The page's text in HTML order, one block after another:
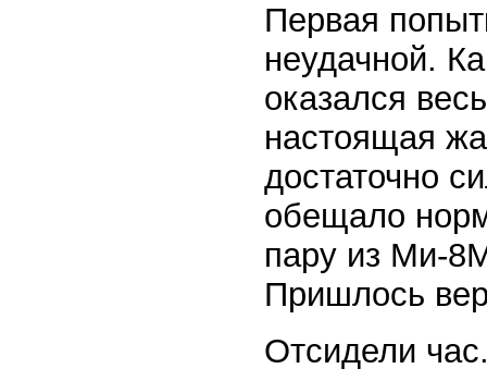
Первая
неудачной.
оказался
настоящая
достаточно
обещало
пару из Ми-
Пришлось
Отсидели